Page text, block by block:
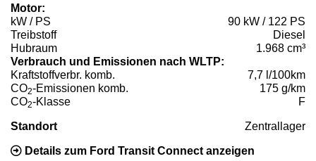
Motor:
kW / PS
90 kW / 122 PS
Treibstoff
Diesel
Hubraum
1.968 cm³
Verbrauch und Emissionen nach WLTP:
Kraftstoffverbr. komb.
7,7 l/100km
CO2-Emissionen komb.
175 g/km
CO2-Klasse F
Standort Zentrallager
Details zum Ford Transit Connect anzeigen